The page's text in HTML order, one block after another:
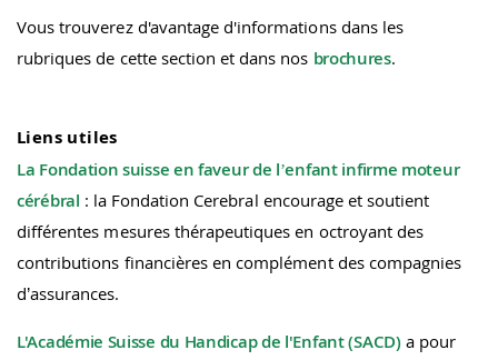
Vous trouverez d'avantage d'informations dans les
rubriques de cette section et dans nos brochures.
Liens utiles
La Fondation suisse en faveur de l’enfant infirme moteur
cérébral : la Fondation Cerebral encourage et soutient
différentes mesures thérapeutiques en octroyant des
contributions financières en complément des compagnies
d’assurances.
L'Académie Suisse du Handicap de l'Enfant (SACD)a pour